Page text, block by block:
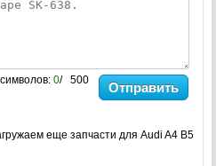
0/ 500 Отправить
еще запчасти для Audi A4 B5